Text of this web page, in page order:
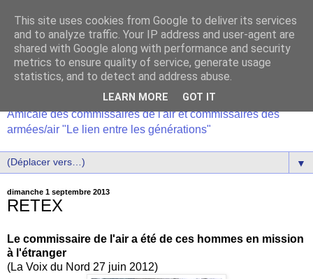
Amicale des commissaires de l'air et commissaires des
armées/air "Le lien entre les générations"
▼
dimanche 1 septembre 2013
RETEX
Le commissaire de l'air a été de ces hommes en mission
à l'étranger
(La Voix du Nord 27 juin 2012)
This site uses cookies from Google to deliver its services
and to analyze traffic. Your IP address and user-agent are
shared with Google along with performance and security
metrics to ensure quality of service, generate usage
statistics, and to detect and address abuse.
LEARN MORE GOT IT